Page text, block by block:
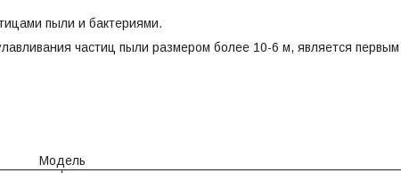
пыли и бактериями.
частиц пыли размером более 10-6 м, является первым
Модель